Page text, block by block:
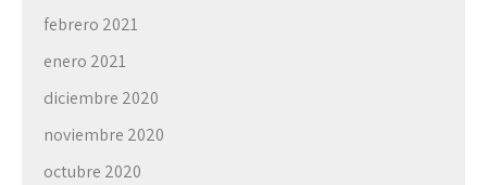
febrero 2021
enero 2021
diciembre 2020
noviembre 2020
octubre 2020